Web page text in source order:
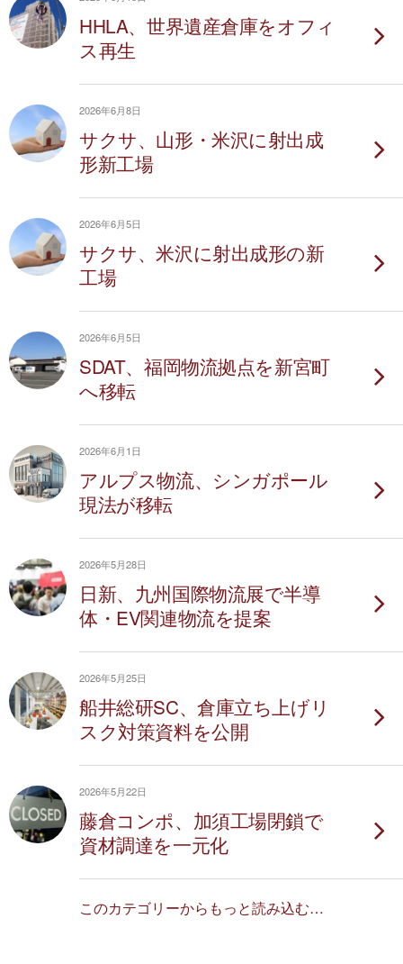
HHLA、世界遺産倉庫をオフィ
ス再生
2026年6月8日
サクサ、山形・米沢に射出成
形新工場
2026年6月5日
サクサ、米沢に射出成形の新
工場
2026年6月5日
SDAT、福岡物流拠点を新宮町
へ移転
2026年6月1日
アルプス物流、シンガポール
現法が移転
2026年5月28日
日新、九州国際物流展で半導
体・EV関連物流を提案
2026年5月25日
船井総研SC、倉庫立ち上げリ
スク対策資料を公開
2026年5月22日
藤倉コンポ、加須工場閉鎖で
資材調達を一元化
このカテゴリーからもっと読み込む…